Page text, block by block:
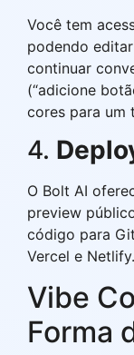
Você tem
podendo
continuar
(“adicione
cores para um
4.
O Bolt AI
preview
código para
Vercel e Netlify.
Vibe
Forma